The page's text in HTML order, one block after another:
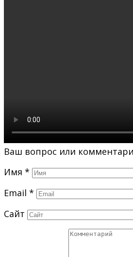
Ваш вопрос или
Имя *
Email *
Сайт